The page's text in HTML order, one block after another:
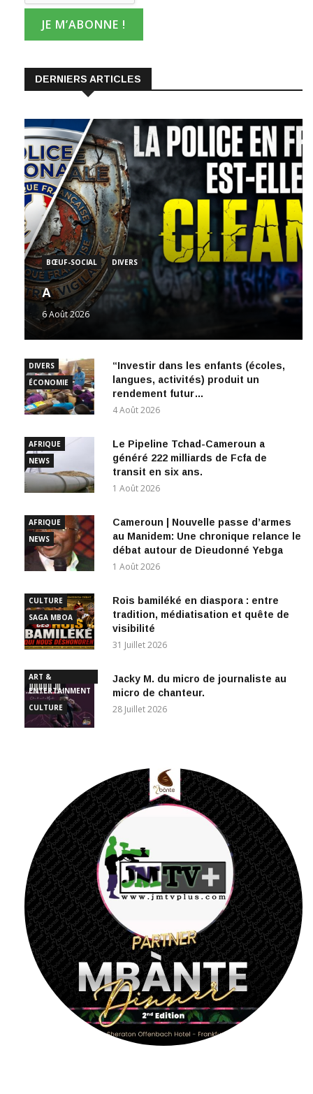
DERNIERS ARTICLES
BŒUF-SOCIAL DIVERS
A
6 Août 2026
DIVERS
ÉCONOMIE
“Investir dans les enfants (écoles,
langues, activités) produit un
rendement futur…
4 Août 2026
AFRIQUE
NEWS
Le Pipeline Tchad-Cameroun a
généré 222 milliards de Fcfa de
transit en six ans.
1 Août 2026
AFRIQUE
NEWS
Cameroun | Nouvelle passe d’armes
au Manidem: Une chronique relance le
débat autour de Dieudonné Yebga
1 Août 2026
CULTURE
SAGA MBOA
Rois bamiléké en diaspora : entre
tradition, médiatisation et quête de
visibilité
31 Juillet 2026
ART &
ENTERTAINMENT
CULTURE
Jacky M. du micro de journaliste au
micro de chanteur.
28 Juillet 2026